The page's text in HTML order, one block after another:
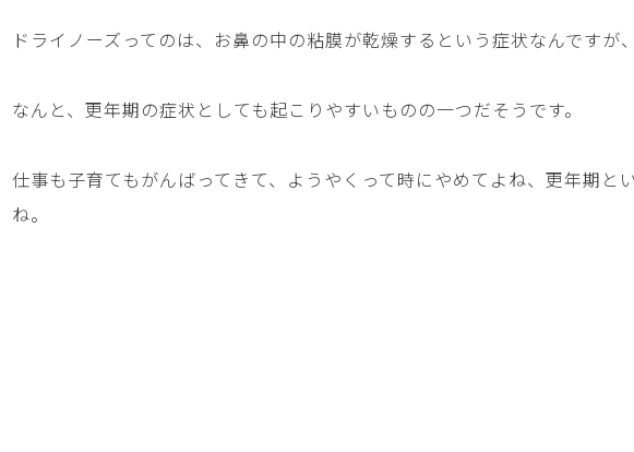
ドライノーズってのは、お鼻の中の粘膜が乾燥するという症状なんですが、
なんと、更年期の症状としても起こりやすいものの一つだそうです。
仕事も子育てもがんばってきて、ようやくって時にやめてよね、更年期と
ね。